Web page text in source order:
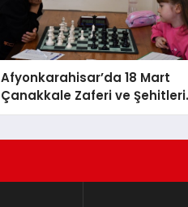
Afyonkarahisar’da 18 Mart
Çanakkale Zaferi ve Şehitleri
Anma Günü Satranç